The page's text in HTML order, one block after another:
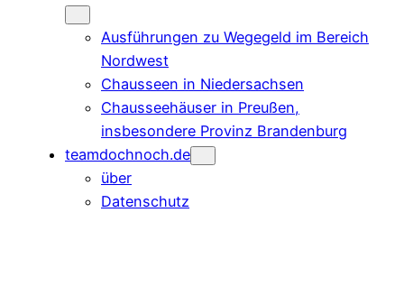
Ausführungen zu Wegegeld im Bereich
Nordwest
Chausseen in Niedersachsen
Chausseehäuser in Preußen,
insbesondere Provinz Brandenburg
teamdochnoch.de
über
Datenschutz